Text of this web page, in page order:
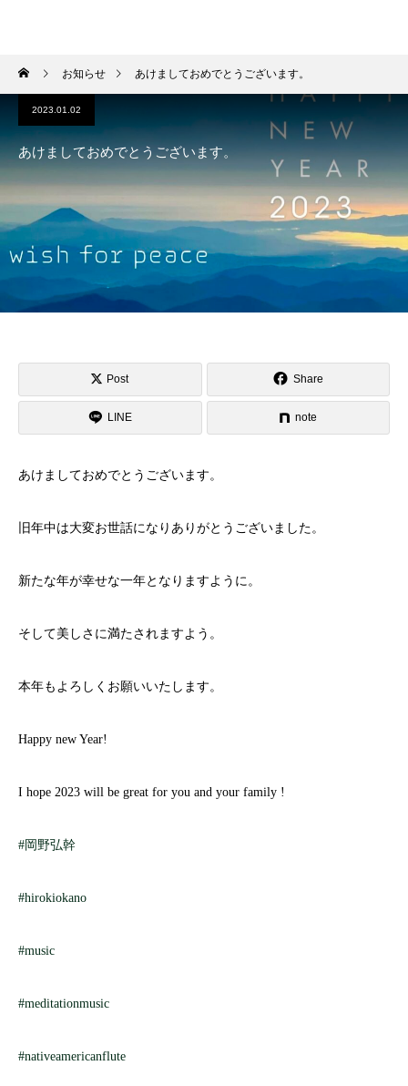
お知らせ あけましておめでとうございます。
2023.01.02
あけましておめでとうございます。
Post Share
LINE note
あけましておめでとうございます。
旧年中は大変お世話になりありがとうございました。
新たな年が幸せな一年となりますように。
そして美しさに満たされますよう。
本年もよろしくお願いいたします。
Happy new Year!
I hope 2023 will be great for you and your family !
#岡野弘幹
#hirokiokano
#music
#meditationmusic
#nativeamericanflute